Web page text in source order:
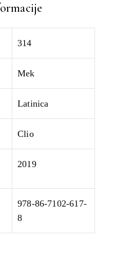
314
Mek
Latinica
Clio
2019
978-86-7102-617-
8